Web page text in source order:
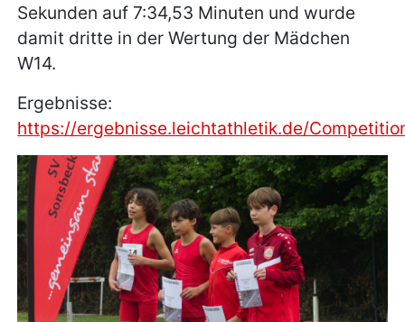
Sekunden auf 7:34,53 Minuten und wurde
damit dritte in der Wertung der Mädchen
W14.
Ergebnisse:
https://ergebnisse.leichtathletik.de/